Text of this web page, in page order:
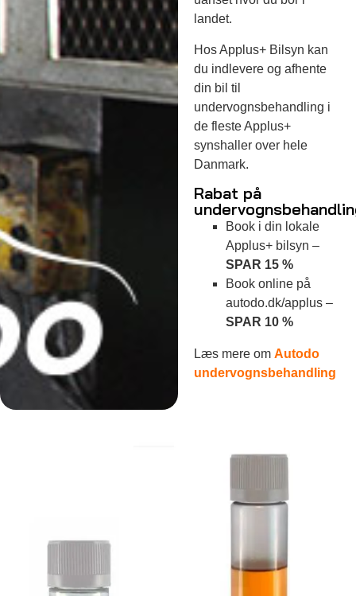
landet.
Hos Applus+ Bilsyn kan
du indlevere og afhente
din bil til
undervognsbehandling i
de fleste Applus+
synshaller over hele
Danmark.
Rabat på
Book i din lokale
Applus+ bilsyn –
SPAR 15 %
Book online på
autodo.dk/applus –
SPAR 10 %
Læs mere om Autodo
undervognsbehandling